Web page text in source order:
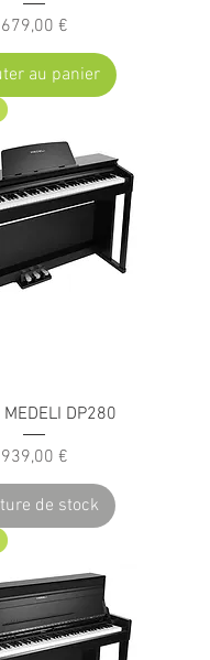
Prix
679,00 €
au panier
MEDELI DP280
Prix
939,00 €
de stock